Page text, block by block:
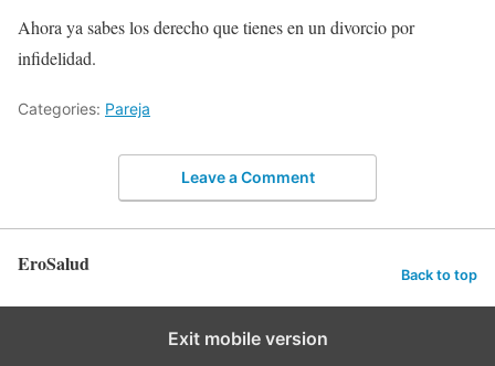
Ahora ya sabes los derecho que tienes en un divorcio por
infidelidad.
Categories: Pareja
Leave a Comment
EroSalud Back to top
Exit mobile version